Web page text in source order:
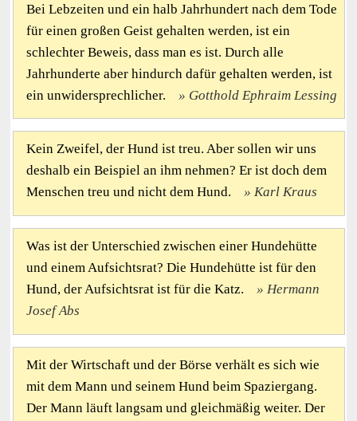
Bei Lebzeiten und ein halb Jahrhundert nach dem Tode
für einen großen Geist gehalten werden, ist ein
schlechter Beweis, dass man es ist. Durch alle
Jahrhunderte aber hindurch dafür gehalten werden, ist
ein unwidersprechlicher.
Gotthold Ephraim Lessing
Kein Zweifel, der Hund ist treu. Aber sollen wir uns
deshalb ein Beispiel an ihm nehmen? Er ist doch dem
Menschen treu und nicht dem Hund.
Karl Kraus
Was ist der Unterschied zwischen einer Hundehütte
und einem Aufsichtsrat? Die Hundehütte ist für den
Hund, der Aufsichtsrat ist für die Katz.
Hermann
Josef Abs
Mit der Wirtschaft und der Börse verhält es sich wie
mit dem Mann und seinem Hund beim Spaziergang.
Der Mann läuft langsam und gleichmäßig weiter. Der